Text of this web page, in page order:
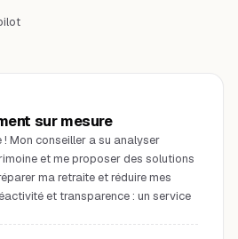
sur mesure
! Mon conseiller a su analyser
et me proposer des solutions
ma retraite et réduire mes
et transparence : un service